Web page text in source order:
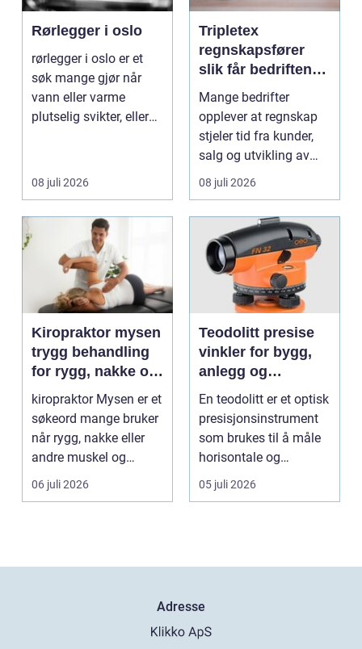
Rørlegger i oslo
rørlegger i oslo er et
søk mange gjør når
vann eller varme
plutselig svikter, eller
08 juli 2026
Tripletex
regnskapsfører
slik får bedriften
mer ut av
regnskapet
Mange bedrifter
opplever at regnskap
stjeler tid fra kunder,
salg og utvikling av
virksomheten. Samt...
08 juli 2026
Kiropraktor mysen
trygg behandling
for rygg, nakke og
ledd
kiropraktor Mysen er et
søkeord mange bruker
når rygg, nakke eller
andre muskel og
leddplager begynn...
06 juli 2026
Teodolitt presise
vinkler for bygg,
anlegg og
kartlegging
En teodolitt er et optisk
presisjonsinstrument
som brukes til å måle
horisontale og
vertikale vinkle...
05 juli 2026
Adresse